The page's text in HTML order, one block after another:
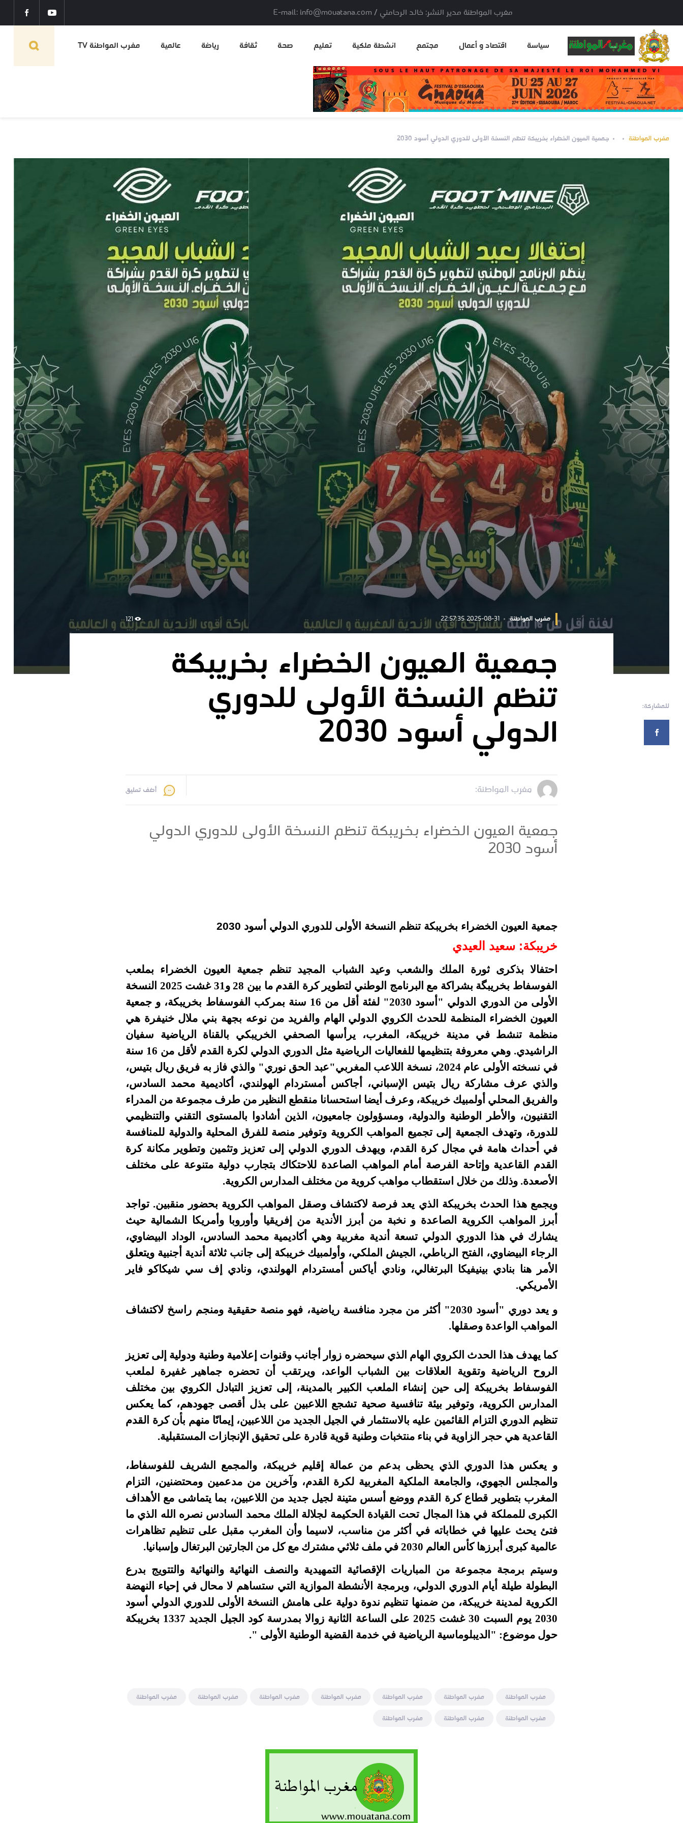
مغرب المواطنة مدير النشر: خالد الرحامني / E-mail: info@mouatana.com
سياسة اقتصاد و أعمال مجتمع انشطة ملكية تعليم صحة ثقافة رياضة عالمية مغرب المواطنة TV
مغرب المواطنة جمعية العيون الخضراء بخريبكة تنظم النسخة الأولى للدوري الدولي أسود 2030
مغرب المواطنة 2025-08-31 22:57:35
121
للمشاركة:
جمعية العيون الخضراء بخريبكة
تنظم النسخة الأولى للدوري
الدولي أسود 2030
مغرب المواطنة: أضف تعليق
جمعية العيون الخضراء بخريبكة تنظم النسخة الأولى للدوري الدولي
أسود 2030
جمعية العيون الخضراء بخريبكة تنظم النسخة الأولى للدوري الدولي أسود 2030
خريبكة: سعيد العيدي
احتفالا بذكرى ثورة الملك والشعب وعيد الشباب المجيد تنظم جمعية العيون الخضراء بملعب
الفوسفاط بخريبگة بشراكة مع البرنامج الوطني لتطوير كرة القدم ما بين 28 و31 غشت 2025 النسخة
الأولى من الدوري الدولي "أسود 2030" لفئة أقل من 16 سنة بمركب الفوسفاط بخريبكة، و
جمعية
العيون الخضراء المنظمة للحدث الكروي الدولي الهام والفريد من نوعه بجهة بني ملال خنيفرة هي
منظمة تنشط في مدينة خريبكة، المغرب، يرأسها الصحفي الخريبكي بالقناة الرياضية سفيان
الراشيدي. وهي معروفة بتنظيمها للفعاليات الرياضية مثل الدوري الدولي لكرة القدم لأقل من 16 سنة
في نسخته الأولى عام 2024، نسخة اللاعب المغربي"عبد الحق نوري" والذي فاز به فريق ريال بتيس،
والذي عرف مشاركة ريال بتيس الإسباني، أجاكس أمستردام الهولندي، أكاديمية محمد السادس،
والفريق المحلي أولمبيك خريبكة، وعرف أيضا استحسانا منقطع النظير من طرف مجموعة من المدراء
التقنيون، والأطر الوطنية والدولية، ومسؤولون جامعيون، الذين أشادوا بالمستوى التقني والتنظيمي
للدورة، وتهدف الجمعية إلى تجميع المواهب الكروية وتوفير منصة للفرق المحلية والدولية للمنافسة
في أحداث هامة في مجال كرة القدم، ويهدف الدوري الدولي إلى تعزيز وتثمين وتطوير مكانة كرة
القدم القاعدية وإتاحة الفرصة أمام المواهب الصاعدة للاحتكاك بتجارب دولية متنوعة على مختلف
الأصعدة. وذلك من خلال استقطاب مواهب كروية من مختلف المدارس الكروية.
ويجمع هذا الحدث بخريبكة الذي يعد فرصة لاكتشاف وصقل المواهب الكروية بحضور منقبين. تواجد
أبرز المواهب الكروية الصاعدة و نخبة من أبرز الأندية من إفريقيا وأوروبا وأمريكا الشمالية حيث
يشارك في هذا الدوري الدولي تسعة أندية مغربية وهي أكاديمية محمد السادس، الوداد البيضاوي،
الرجاء البيضاوي، الفتح الرباطي، الجيش الملكي، وأولمبيك خريبكة إلى جانب ثلاثة أندية أجنبية ويتعلق
الأمر هنا بنادي بينيفيكا البرتغالي، ونادي أياكس أمستردام الهولندي، ونادي إف سي شيكاكو فاير
الأمريكي.
و يعد دوري "أسود 2030" أكثر من مجرد منافسة رياضية، فهو منصة حقيقية ومنجم راسخ لاكتشاف
المواهب الواعدة وصقلها.
كما يهدف هذا الحدث الكروي الهام الذي سيحضره زوار أجانب وقنوات إعلامية وطنية ودولية إلى تعزيز
الروح الرياضية وتقوية العلاقات بين الشباب الواعد، ويرتقب أن تحضره جماهير غفيرة لملعب
الفوسفاط بخريبكة إلى حين إنشاء الملعب الكبير بالمدينة، إلى تعزيز التبادل الكروي بين مختلف
المدارس الكروية، وتوفير بيئة تنافسية صحية تشجع اللاعبين على بذل أقصى جهودهم، كما يعكس
تنظيم الدوري التزام القائمين عليه بالاستثمار في الجيل الجديد من اللاعبين، إيمانًا منهم بأن كرة القدم
القاعدية هي حجر الزاوية في بناء منتخبات وطنية قوية قادرة على تحقيق الإنجازات المستقبلية.
و يعكس هذا الدوري الذي يحظى بدعم من عمالة إقليم خريبكة، والمجمع الشريف للفوسفاط،
والمجلس الجهوي، والجامعة الملكية المغربية لكرة القدم، وآخرين من مدعمين ومحتضنين، التزام
المغرب بتطوير قطاع كرة القدم ووضع أسس متينة لجيل جديد من اللاعبين، بما يتماشى مع الأهداف
الكبرى للمملكة في هذا المجال تحت القيادة الحكيمة لجلالة الملك محمد السادس نصره الله الذي ما
فتئ يحث عليها في خطاباته في أكثر من مناسب، لاسيما وأن المغرب مقبل على تنظيم تظاهرات
عالمية كبرى أبرزها كأس العالم 2030 في ملف ثلاثي مشترك مع كل من الجارتين البرتغال وإسبانيا
.
وسيتم برمجة مجموعة من المباريات الإقصائية التمهيدية والنصف النهائية والنهائية والتتويج بدرع
البطولة طيلة أيام الدوري الدولي، وبرمجة الأنشطة الموازية التي ستساهم لا محال في إحياء النهضة
الكروية لمدينة خريبكة، من ضمنها تنظيم ندوة دولية على هامش النسخة الأولى للدوري الدولي أسود
2030 يوم السبت 30 غشت 2025 على الساعة الثانية زوالا بمدرسة كود الجيل الجديد 1337 بخريبكة
حول موضوع: "الديبلوماسية الرياضية في خدمة القضية الوطنية الأولى ".
مغرب المواطنة مغرب المواطنة مغرب المواطنة مغرب المواطنة مغرب المواطنة مغرب المواطنة
مغرب المواطنة
مغرب المواطنة
مغرب المواطنة مغرب المواطنة